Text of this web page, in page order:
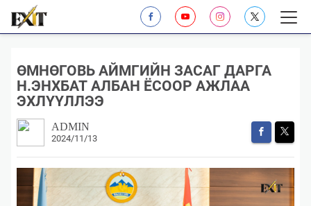
ӨМНӨГОВЬ АЙМГИЙН ЗАСАГ ДАРГА
Н.ЭНХБАТ АЛБАН ЁСООР АЖЛАА
ЭХЛҮҮЛЛЭЭ
ADMIN
2024/11/13